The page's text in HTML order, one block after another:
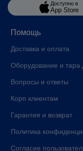
Помощь
Доставка и оплата
Оборудование и тара
Вопросы и ответы
Корп клиентам
Гарантия и возврат
Политика
Согласие
Доступно в
App Store